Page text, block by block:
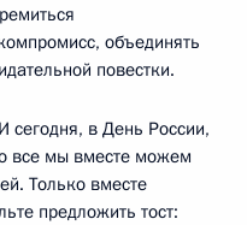
объединять
повестки.
сегодня, в День России,
все мы вместе можем
Только вместе
предложить тост: